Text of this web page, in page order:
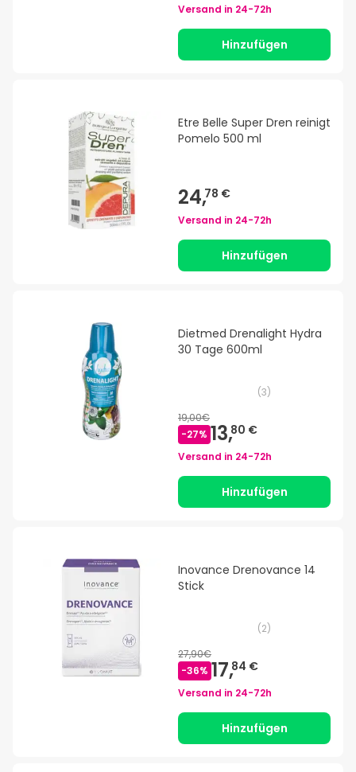
Versand in 24-72h
Hinzufügen
Etre Belle Super Dren reinigt
Pomelo 500 ml
24,78 €
Versand in 24-72h
Hinzufügen
Dietmed Drenalight Hydra
30 Tage 600ml
(3)
19,00€
-27% 13,80 €
Versand in 24-72h
Hinzufügen
Inovance Drenovance 14
Stick
(2)
27,90€
-36% 17,84 €
Versand in 24-72h
Hinzufügen